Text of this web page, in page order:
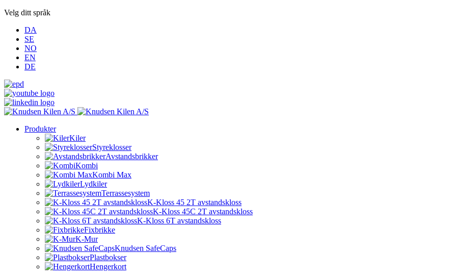
Velg ditt språk
DA
SE
NO
EN
DE
Produkter
Kiler
Styreklosser
Avstandsbrikker
Kombi
Kombi Max
Lydkiler
Terrassesystem
K-Kloss 45 2T avstandskloss
K-Kloss 45C 2T avstandskloss
K-Kloss 6T avstandskloss
Fixbrikke
K-Mur
Knudsen SafeCaps
Plastbokser
Hengerkort